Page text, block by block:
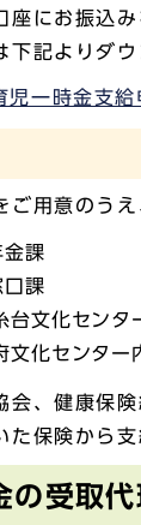
座にお振込
よりダウン
児一時金支
ご用意のうえ
課
課
文化センタ
化センター
会、健康保
た保険から
の受取